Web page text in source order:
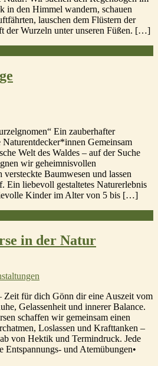
in den Himmel wandern, schauen
lauschen dem Flüstern der
der Wurzeln unter unseren Füßen. […]
Ein zauberhafter
Gemeinsam
Welt des Waldes – auf der Suche
wir geheimnisvollen
Baumwesen und lassen
Ein liebevoll gestaltetes Naturerlebnis
Kinder im Alter von 5 bis […]
in der Natur
Zeit für dich Gönn dir eine Auszeit vom
Gelassenheit und innerer Balance.
schaffen wir gemeinsam einen
Loslassen und Krafttanken –
von Hektik und Termindruck. Jede
Entspannungs- und Atemübungen•